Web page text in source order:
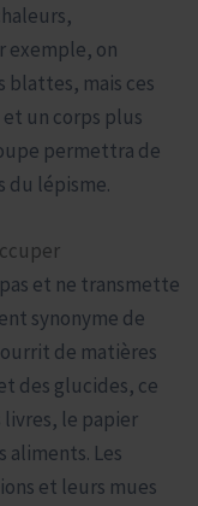
exemple, on
blattes, mais ces
un corps plus
permettra de
du lépisme.
et ne transmette
synonyme de
de matières
des glucides, ce
le papier
Les
et leurs mues